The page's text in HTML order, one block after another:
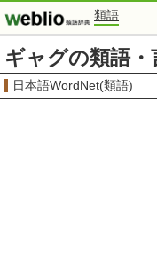
類語
ギャグの類語
日本語WordNet(類語)